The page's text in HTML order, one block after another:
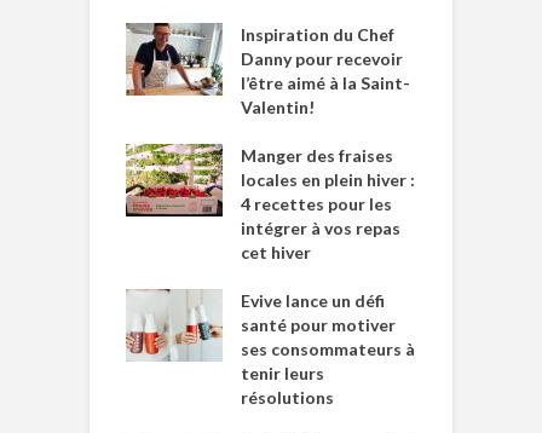
Inspiration du Chef
Danny pour recevoir
l’être aimé à la Saint-
Valentin!
Manger des fraises
locales en plein hiver :
4 recettes pour les
intégrer à vos repas
cet hiver
Evive lance un défi
santé pour motiver
ses consommateurs à
tenir leurs
résolutions